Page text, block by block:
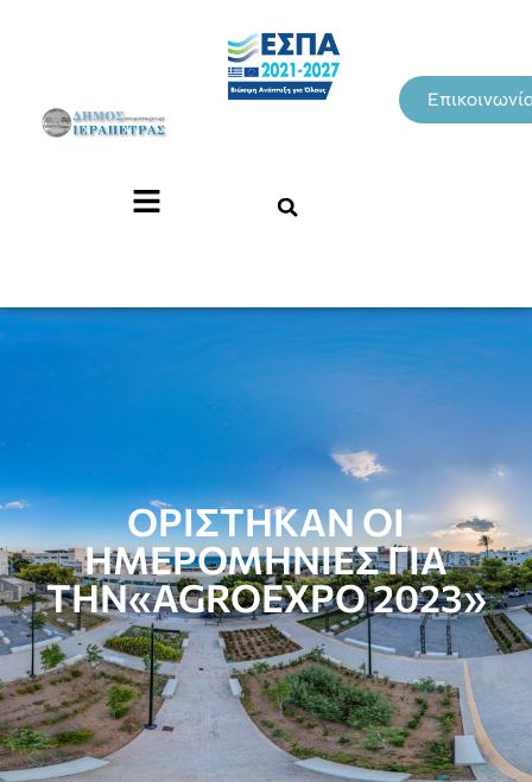
ΟΡΙΣΤΗΚΑΝ ΟΙ
ΗΜΕΡΟΜΗΝΙΕΣ ΓΙΑ
ΤΗΝ«AGROEXPO 2023»